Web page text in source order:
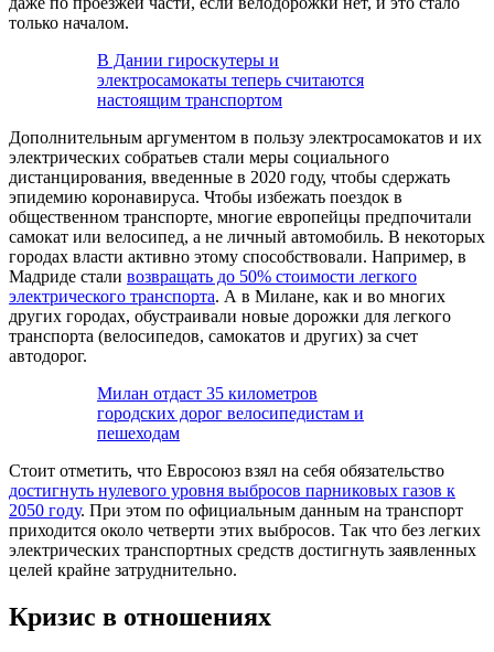
только началом.
В Дании гироскутеры и
электросамокаты теперь считаются
настоящим транспортом
Дополнительным аргументом в пользу электросамокатов и их
электрических собратьев стали меры социального
дистанцирования, введенные в 2020 году, чтобы сдержать
эпидемию коронавируса. Чтобы избежать поездок в
общественном транспорте, многие европейцы предпочитали
самокат или велосипед, а не личный автомобиль. В некоторых
городах власти активно этому способствовали. Например, в
Мадриде стали возвращать до 50% стоимости легкого
электрического транспорта. А в Милане, как и во многих
других городах, обустраивали новые дорожки для легкого
транспорта (велосипедов, самокатов и других) за счет
автодорог.
Милан отдаст 35 километров
городских дорог велосипедистам и
пешеходам
Стоит отметить, что Евросоюз взял на себя обязательство
достигнуть нулевого уровня выбросов парниковых газов к
2050 году. При этом по официальным данным на транспорт
приходится около четверти этих выбросов. Так что без легких
электрических транспортных средств достигнуть заявленных
целей крайне затруднительно.
Кризис в отношениях